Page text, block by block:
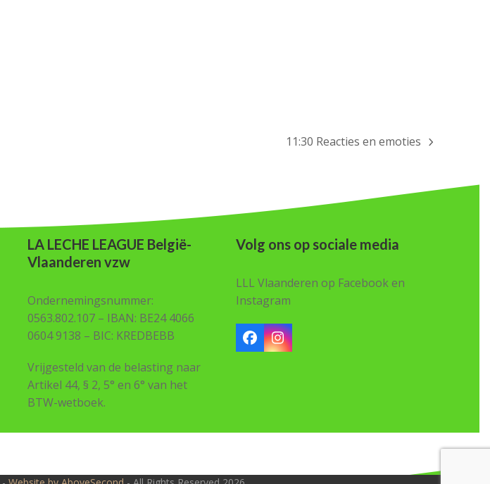
next
11:30 Reacties en emoties
LA LECHE LEAGUE België-
Vlaanderen vzw
Ondernemingsnummer:
0563.802.107 – IBAN: BE24 4066
0604 9138 – BIC: KREDBEBB
Vrijgesteld van de belasting naar
Artikel 44, § 2, 5° en 6° van het
BTW-wetboek.
Volg ons op sociale media
LLL Vlaanderen op Facebook en
Instagram
FacebookInstagram